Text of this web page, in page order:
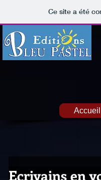
Ce site a été
Ecrivains en
Accueil